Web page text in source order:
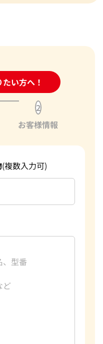
い方へ！
わせフォーム
2
お客様情報
(複数入力可)